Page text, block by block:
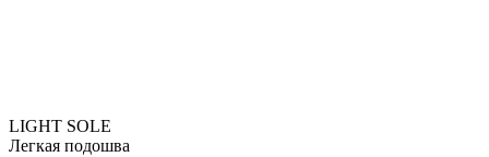
LIGHT SOLE
Легкая подошва